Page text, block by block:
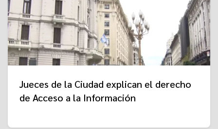
Jueces de la Ciudad explican el derecho
de Acceso a la Información